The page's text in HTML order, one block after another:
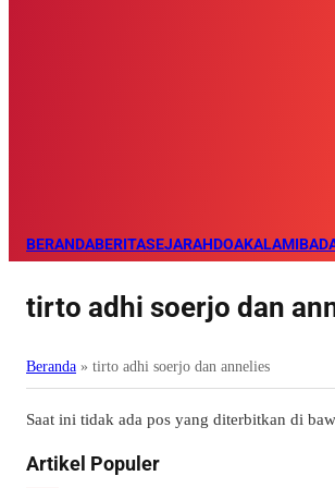
BERANDABERITASEJARAHDOAKALAM
tirto adhi soerjo dan
Beranda » tirto adhi soerjo dan annelies
Saat ini tidak ada pos yang diterbitkan di
Artikel Populer